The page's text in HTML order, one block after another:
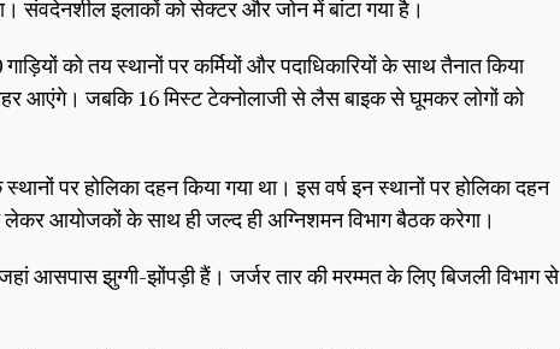
संवदेनशील इलाकों को सेक्टर और जोन में बांटा गया है।
को तय स्थानों पर कर्मियों और पदाधिकारियों के साथ तैनात किया
आएंगे। जबकि 16 मिस्ट टेक्नोलाजी से लैस बाइक से घूमकर लोगों को
पर होलिका दहन किया गया था। इस वर्ष इन स्थानों पर होलिका दहन
लेकर आयोजकों के साथ ही जल्द ही अग्निशमन विभाग बैठक करेगा।
आसपास झुग्गी-झोंपड़ी हैं। जर्जर तार की मरम्मत के लिए बिजली विभाग से